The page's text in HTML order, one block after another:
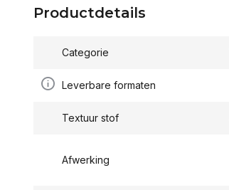
Productdetails
Categorie
Leverbare formaten
Textuur stof
Afwerking